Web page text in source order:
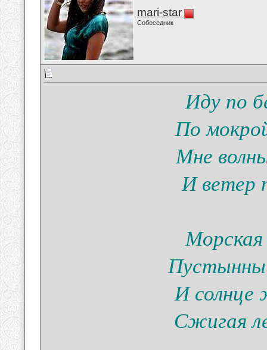
mari-star
Собеседник
Иду по
По
Мне
И ветер
Морская
И солнце
Сжигая